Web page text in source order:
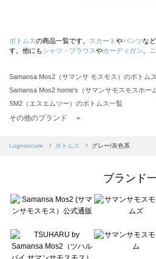
ボトムスの商品一覧です。 スカート やパンツな
す。他にもシャツ・ブラウスやカーディガン
Samansa Mos2（サマンサ モスモス）のボトム
Samansa Mos2 home's（サマンサモスモスホー
SM2（エスエムツー）のボトムス一覧
TSUHARU by Samansa Mos2（ツハルバイサマ
Samansa Mos2 blue（サマンサモスモス ブルー
sō4ū（ソウフォーユー）のボトムス一覧
Te chichi（テチチ）のボトムス一覧
Te chichi CLASSIC（テチチ クラシック）のボト
Lugnoncure（ルノンキュール）のボトムス一覧
BETTY'S BLUE（べティーズブルー）のボトムス
その他のブランド ＋
Lugnoncure ボトムス グレー/灰色系
ブランド